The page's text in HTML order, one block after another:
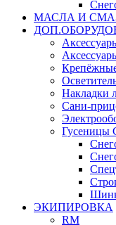
МАСЛА И
Накладки
Сани-
Гусеницы
ЭКИПИРОВКА
RM